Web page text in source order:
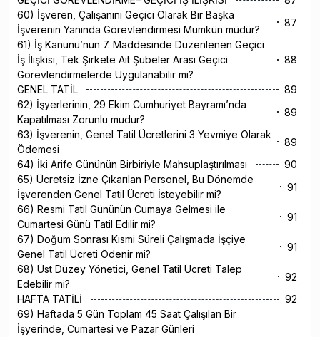
60) İşveren, Çalışanını Geçici Olarak Bir Başka
İşverenin Yanında Görevlendirmesi Mümkün müdür?
87
61) İş Kanunu’nun 7. Maddesinde Düzenlenen Geçici
İş İlişkisi, Tek Şirkete Ait Şubeler Arası Geçici
Görevlendirmelerde Uygulanabilir mi?
88
GENEL TATİL
89
62) İşyerlerinin, 29 Ekim Cumhuriyet Bayramı’nda
Kapatılması Zorunlu mudur?
89
63) İşverenin, Genel Tatil Ücretlerini 3 Yevmiye Olarak
Ödemesi
89
64) İki Arife Gününün Birbiriyle Mahsuplaştırılması
90
65) Ücretsiz İzne Çıkarılan Personel, Bu Dönemde
İşverenden Genel Tatil Ücreti İsteyebilir mi?
91
66) Resmi Tatil Gününün Cumaya Gelmesi ile
Cumartesi Günü Tatil Edilir mi?
91
67) Doğum Sonrası Kısmi Süreli Çalışmada İşçiye
Genel Tatil Ücreti Ödenir mi?
91
68) Üst Düzey Yönetici, Genel Tatil Ücreti Talep
Edebilir mi?
92
HAFTA TATİLİ
92
69) Haftada 5 Gün Toplam 45 Saat Çalışılan Bir
İşyerinde, Cumartesi ve Pazar Günleri